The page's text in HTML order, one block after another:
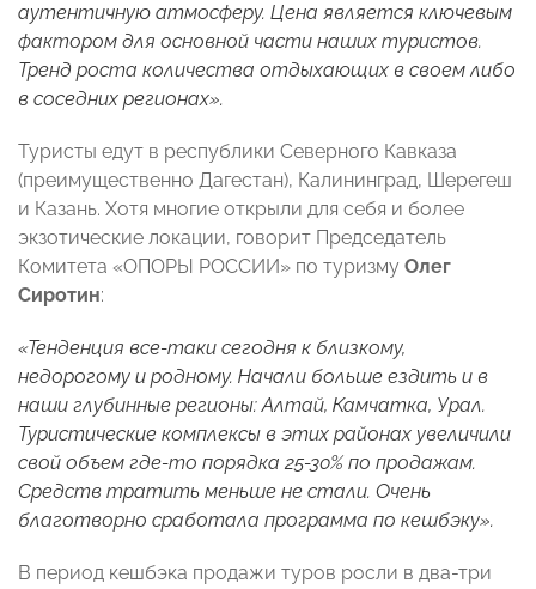
аутентичную атмосферу. Цена является ключевым
фактором для основной части наших туристов.
Тренд роста количества отдыхающих в своем либо
в соседних регионах».
Туристы едут в республики Северного Кавказа
(преимущественно Дагестан), Калининград, Шерегеш
и Казань. Хотя многие открыли для себя и более
экзотические локации, говорит Председатель
Комитета «ОПОРЫ РОССИИ» по туризму Олег
Сиротин:
«Тенденция все-таки сегодня к близкому,
недорогому и родному. Начали больше ездить и в
наши глубинные регионы: Алтай, Камчатка, Урал.
Туристические комплексы в этих районах увеличили
свой объем где-то порядка 25-30% по продажам.
Средств тратить меньше не стали. Очень
благотворно сработала программа по кешбэку».
В период кешбэка продажи туров росли в два-три